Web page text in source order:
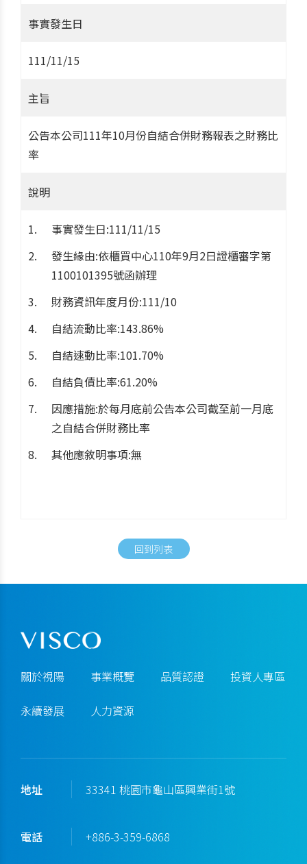
事實發生日
111/11/15
主旨
公告本公司111年10月份自結合併財務報表之財務比
率
說明
事實發生日:111/11/15
發生緣由:依櫃買中心110年9月2日證櫃審字第
1100101395號函辦理
財務資訊年度月份:111/10
自結流動比率:143.86%
自結速動比率:101.70%
自結負債比率:61.20%
因應措施:於每月底前公告本公司截至前一月底
之自結合併財務比率
其他應敘明事項:無
回到列表
關於視陽 事業概覽 品質認證 投資人專區
永續發展 人力資源
地址 33341 桃園市龜山區興業街1號
電話 +886-3-359-6868